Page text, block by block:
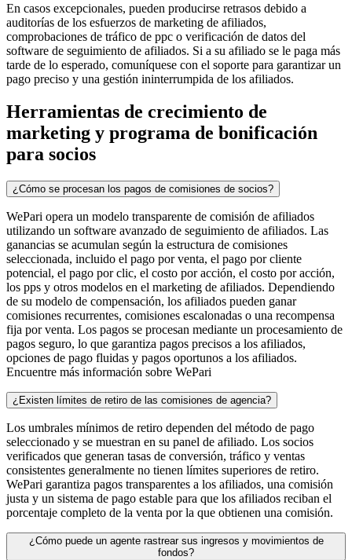
En casos excepcionales, pueden producirse retrasos debido a
auditorías de los esfuerzos de marketing de afiliados,
comprobaciones de tráfico de ppc o verificación de datos del
software de seguimiento de afiliados. Si a su afiliado se le paga más
tarde de lo esperado, comuníquese con el soporte para garantizar un
pago preciso y una gestión ininterrumpida de los afiliados.
Herramientas de crecimiento de
marketing y programa de bonificación
para socios
¿Cómo se procesan los pagos de comisiones de socios?
WePari opera un modelo transparente de comisión de afiliados
utilizando un software avanzado de seguimiento de afiliados. Las
ganancias se acumulan según la estructura de comisiones
seleccionada, incluido el pago por venta, el pago por cliente
potencial, el pago por clic, el costo por acción, el costo por acción,
los pps y otros modelos en el marketing de afiliados. Dependiendo
de su modelo de compensación, los afiliados pueden ganar
comisiones recurrentes, comisiones escalonadas o una recompensa
fija por venta. Los pagos se procesan mediante un procesamiento de
pagos seguro, lo que garantiza pagos precisos a los afiliados,
opciones de pago fluidas y pagos oportunos a los afiliados.
Encuentre más información sobre WePari
¿Existen límites de retiro de las comisiones de agencia?
Los umbrales mínimos de retiro dependen del método de pago
seleccionado y se muestran en su panel de afiliado. Los socios
verificados que generan tasas de conversión, tráfico y ventas
consistentes generalmente no tienen límites superiores de retiro.
WePari garantiza pagos transparentes a los afiliados, una comisión
justa y un sistema de pago estable para que los afiliados reciban el
porcentaje completo de la venta por la que obtienen una comisión.
¿Cómo puede un agente rastrear sus ingresos y movimientos de
fondos?